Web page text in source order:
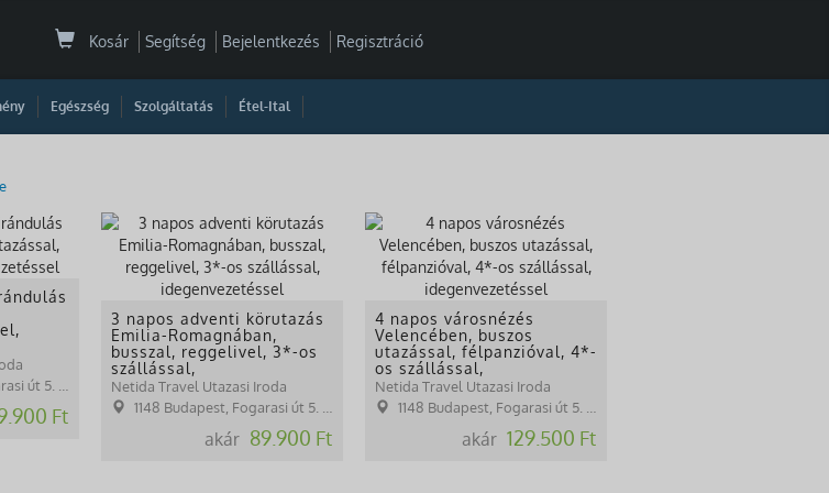
Kosár Segítség Bejelentkezés Regisztráció
Egészség Szolgáltatás Étel-Ital
ÜGYFÉLFOGADÁS)
Ft
3 napos adventi körutazás
Emilia-Romagnában,
busszal, reggelivel, 3*-os
szállással,
idegenvezetéssel
Netida Travel Utazasi Iroda
1148 Budapest, Fogarasi út 5. 27. ép.( (NINCS SZEMÉLYES ÜGYFÉLFOGADÁS)
akár 89.900 Ft
4 napos városnézés
Velencében, buszos
utazással, félpanzióval, 4*-
os szállással,
idegenvezetéssel
Netida Travel Utazasi Iroda
1148 Budapest, Fogarasi út 5. 27. ép.( (NINCS SZEMÉLYES ÜGYFÉLFOGADÁS)
akár 129.500 Ft